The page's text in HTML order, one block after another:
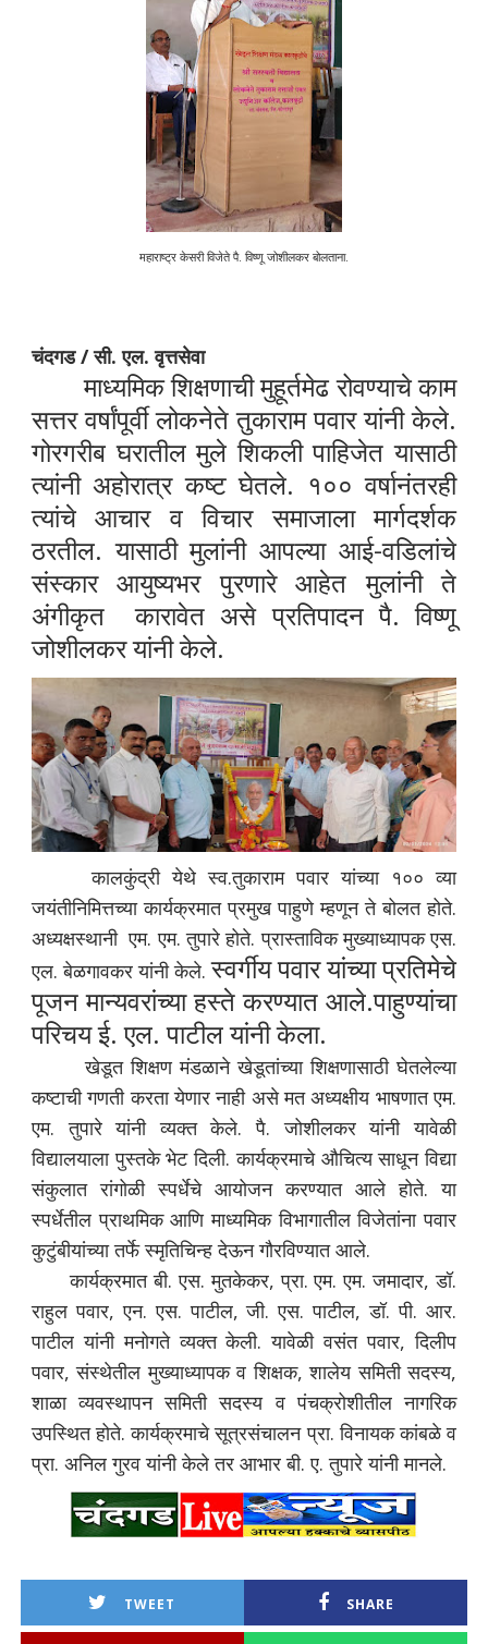
महाराष्ट्र केसरी विजेते पै. विष्णू जोशीलकर बोलताना.
चंदगड / सी. एल. वृत्तसेवा
माध्यमिक शिक्षणाची मुहूर्तमेढ रोवण्याचे काम
सत्तर वर्षांपूर्वी लोकनेते तुकाराम पवार यांनी केले.
गोरगरीब घरातील मुले शिकली पाहिजेत यासाठी
त्यांनी अहोरात्र कष्ट घेतले. १०० वर्षानंतरही
त्यांचे आचार व विचार समाजाला मार्गदर्शक
ठरतील. यासाठी मुलांनी आपल्या आई-वडिलांचे
संस्कार आयुष्यभर पुरणारे आहेत मुलांनी ते
अंगीकृत कारावेत असे प्रतिपादन पै. विष्णू
जोशीलकर यांनी केले.
कालकुंद्री येथे स्व.तुकाराम पवार यांच्या १०० व्या
जयंतीनिमित्तच्या कार्यक्रमात प्रमुख पाहुणे म्हणून ते बोलत होते.
अध्यक्षस्थानी एम. एम. तुपारे होते. प्रास्ताविक मुख्याध्यापक एस.
एल. बेळगावकर यांनी केले.स्वर्गीय पवार यांच्या प्रतिमेचे
पूजन मान्यवरांच्या हस्ते करण्यात आले.पाहुण्यांचा
परिचय ई. एल. पाटील यांनी केला.
खेडूत शिक्षण मंडळाने खेडूतांच्या शिक्षणासाठी घेतलेल्या
कष्टाची गणती करता येणार नाही असे मत अध्यक्षीय भाषणात एम.
एम. तुपारे यांनी व्यक्त केले. पै. जोशीलकर यांनी यावेळी
विद्यालयाला पुस्तके भेट दिली. कार्यक्रमाचे औचित्य साधून विद्या
संकुलात रांगोळी स्पर्धेचे आयोजन करण्यात आले होते. या
स्पर्धेतील प्राथमिक आणि माध्यमिक विभागातील विजेतांना पवार
कुटुंबीयांच्या तर्फे स्मृतिचिन्ह देऊन गौरविण्यात आले.
कार्यक्रमात बी. एस. मुतकेकर, प्रा. एम. एम. जमादार, डॉ.
राहुल पवार, एन. एस. पाटील, जी. एस. पाटील, डॉ. पी. आर.
पाटील यांनी मनोगते व्यक्त केली. यावेळी वसंत पवार, दिलीप
पवार, संस्थेतील मुख्याध्यापक व शिक्षक, शालेय समिती सदस्य,
शाळा व्यवस्थापन समिती सदस्य व पंचक्रोशीतील नागरिक
उपस्थित होते. कार्यक्रमाचे सूत्रसंचालन प्रा. विनायक कांबळे व
प्रा. अनिल गुरव यांनी केले तर आभार बी. ए. तुपारे यांनी मानले.
TWEET SHARE